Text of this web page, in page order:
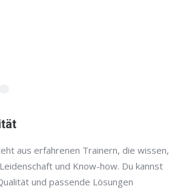
aus erfahrenen Trainern, die wissen,
und Know-how. Du kannst
und passende Lösungen